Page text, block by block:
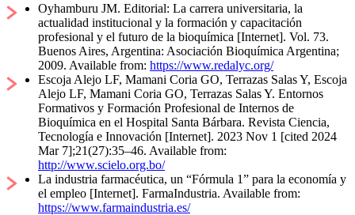
Oyhamburu JM. Editorial: La carrera universitaria, la
actualidad institucional y la formación y capacitación
profesional y el futuro de la bioquímica [Internet]. Vol. 73.
Buenos Aires, Argentina: Asociación Bioquímica Argentina;
2009. Available from: https://www.redalyc.org/
Escoja Alejo LF, Mamani Coria GO, Terrazas Salas Y, Escoja
Alejo LF, Mamani Coria GO, Terrazas Salas Y. Entornos
Formativos y Formación Profesional de Internos de
Bioquímica en el Hospital Santa Bárbara. Revista Ciencia,
Tecnología e Innovación [Internet]. 2023 Nov 1 [cited 2024
Mar 7];21(27):35–46. Available from:
http://www.scielo.org.bo/
La industria farmacéutica, un “Fórmula 1” para la economía y
el empleo [Internet]. FarmaIndustria. Available from:
https://www.farmaindustria.es/